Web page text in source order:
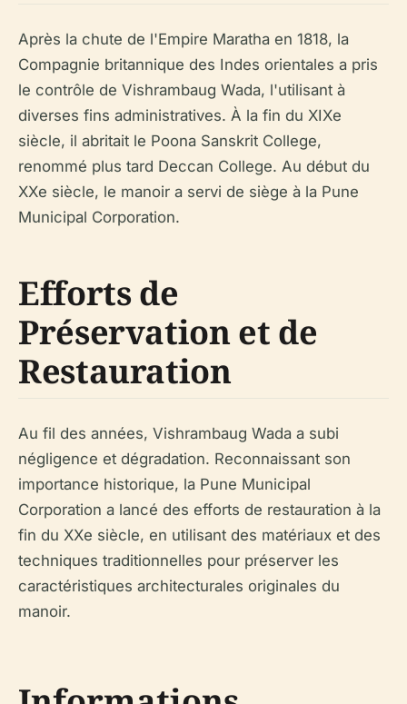
Après la chute de l'Empire Maratha en 1818, la
Compagnie britannique des Indes orientales a pris
le contrôle de Vishrambaug Wada, l'utilisant à
diverses fins administratives. À la fin du XIXe
siècle, il abritait le Poona Sanskrit College,
renommé plus tard Deccan College. Au début du
XXe siècle, le manoir a servi de siège à la Pune
Municipal Corporation.
Efforts de
Préservation et de
Restauration
Au fil des années, Vishrambaug Wada a subi
négligence et dégradation. Reconnaissant son
importance historique, la Pune Municipal
Corporation a lancé des efforts de restauration à la
fin du XXe siècle, en utilisant des matériaux et des
techniques traditionnelles pour préserver les
caractéristiques architecturales originales du
manoir.